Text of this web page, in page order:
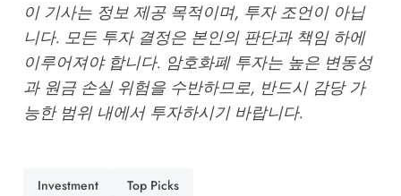
이 기사는 정보 제공 목적이며, 투자 조언이 아닙
니다. 모든 투자 결정은 본인의 판단과 책임 하에
이루어져야 합니다. 암호화폐 투자는 높은 변동성
과 원금 손실 위험을 수반하므로, 반드시 감당 가
능한 범위 내에서 투자하시기 바랍니다.
Investment Top Picks